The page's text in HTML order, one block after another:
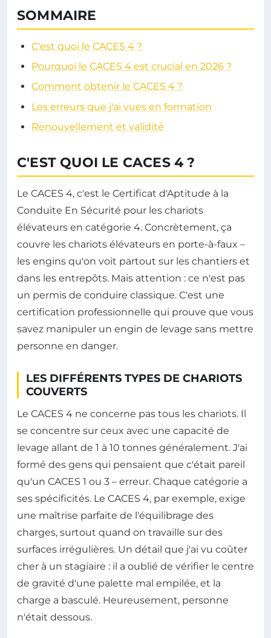
SOMMAIRE
C'est quoi le CACES 4 ?
Pourquoi le CACES 4 est crucial en 2026 ?
Comment obtenir le CACES 4 ?
Les erreurs que j'ai vues en formation
Renouvellement et validité
C'EST QUOI LE CACES 4 ?
Le CACES 4, c'est le Certificat d'Aptitude à la
Conduite En Sécurité pour les chariots
élévateurs en catégorie 4. Concrètement, ça
couvre les chariots élévateurs en porte-à-faux –
les engins qu'on voit partout sur les chantiers et
dans les entrepôts. Mais attention : ce n'est pas
un permis de conduire classique. C'est une
certification professionnelle qui prouve que vous
savez manipuler un engin de levage sans mettre
personne en danger.
LES DIFFÉRENTS TYPES DE CHARIOTS
COUVERTS
Le CACES 4 ne concerne pas tous les chariots. Il
se concentre sur ceux avec une capacité de
levage allant de 1 à 10 tonnes généralement. J'ai
formé des gens qui pensaient que c'était pareil
qu'un CACES 1 ou 3 – erreur. Chaque catégorie a
ses spécificités. Le CACES 4, par exemple, exige
une maîtrise parfaite de l'équilibrage des
charges, surtout quand on travaille sur des
surfaces irrégulières. Un détail que j'ai vu coûter
cher à un stagiaire : il a oublié de vérifier le centre
de gravité d'une palette mal empilée, et la
charge a basculé. Heureusement, personne
n'était dessous.